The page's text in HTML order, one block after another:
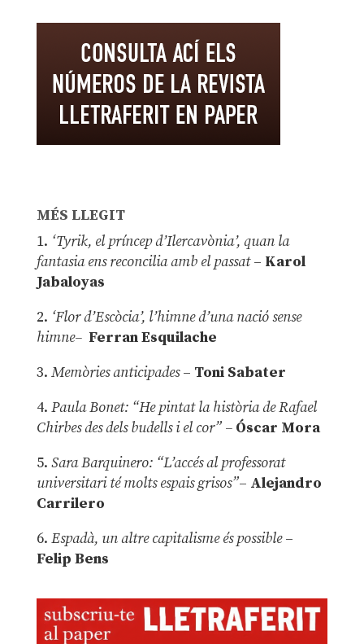
MÉS LLEGIT
1. ‘Tyrik, el príncep d’Ilercavònia’, quan la
fantasia ens reconcilia amb el passat– Karol
Jabaloyas
2. ‘Flor d’Escòcia’, l’himne d’una nació sense
himne– Ferran Esquilache
3. Memòries anticipades– Toni Sabater
4. Paula Bonet: “He pintat la història de Rafael
Chirbes des dels budells i el cor” –Óscar Mora
5. Sara Barquinero: “L’accés al professorat
universitari té molts espais grisos”– Alejandro
Carrilero
6. Espadà, un altre capitalisme és possible –
Felip Bens